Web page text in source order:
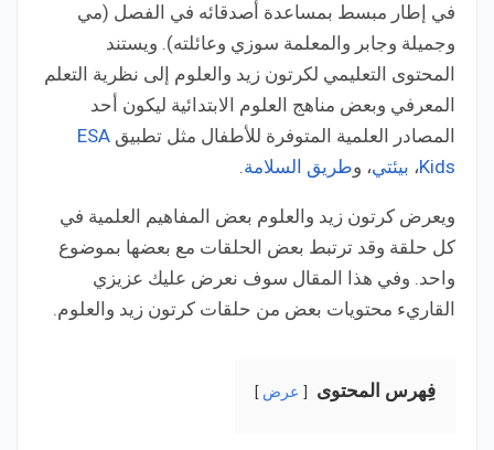
في إطار مبسط بمساعدة أصدقائه في الفصل (مي
وجميلة وجابر والمعلمة سوزي وعائلته). ويستند
المحتوى التعليمي لكرتون زيد والعلوم إلى نظرية التعلم
المعرفي وبعض مناهج العلوم الابتدائية ليكون أحد
المصادر العلمية المتوفرة للأطفال مثل تطبيق ESA
Kids، بيئتي، وطريق السلامة.
ويعرض كرتون زيد والعلوم بعض المفاهيم العلمية في
كل حلقة وقد ترتبط بعض الحلقات مع بعضها بموضوع
واحد. وفي هذا المقال سوف نعرض عليك عزيزي
القاريء محتويات بعض من حلقات كرتون زيد والعلوم.
فِهرس المحتوى عرض